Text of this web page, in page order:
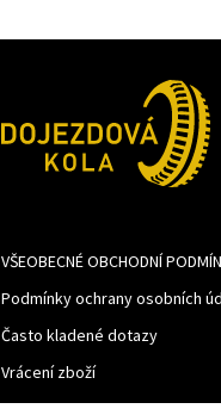
VŠEOBECNÉ OBCHODNÍ
Podmínky ochrany osobních
Často kladené dotazy
Vrácení zboží